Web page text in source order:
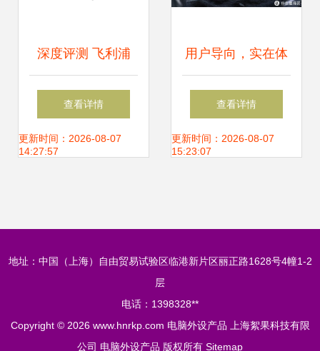
深度评测 飞利浦
USB外设
SWR1604，性能
查看详情
更新时间：2026-08-07
14:27:57
用户导向，实在体
验 全面评价英菲克
无线鼠标
查看详情
更新时间：2026-08-07
15:23:07
地址：中国（上海）自由贸易试验区临港新片区丽正路1628号4幢1-2
层
电话：1398328**
Copyright © 2026 www.hnrkp.com 电脑外设产品
上海絮果科技有限
公司 电脑外设产品 版权所有 Sitemap